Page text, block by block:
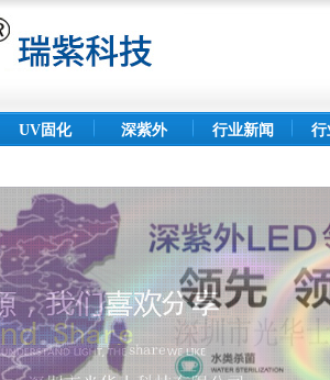
UV固化 深紫外 行业新闻 行